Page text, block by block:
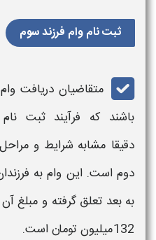
ثبت نام وام فرزند سوم
متقاضیان دریافت
باشند که فرآیندثبت‌
دقیقا مشابه شرایط و مراحل
دوم است. این وام به
به بعد تعلق گرفته و مبلغ
132میلیون تومان است.